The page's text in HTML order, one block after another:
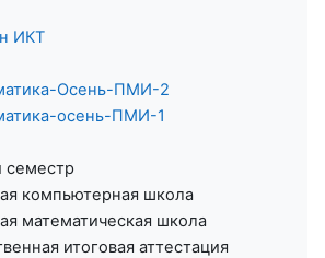
ИКТ
Осень-ПМИ-2
осень-ПМИ-1
семестр
компьютерная школа
математическая школа
итоговая аттестация